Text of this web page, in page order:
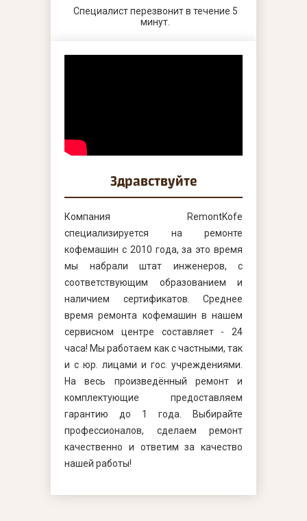
Специалист перезвонит в течение 5
минут.
Здравствуйте
Компания RemontKofe
специализируется на ремонте
кофемашин с 2010 года, за это время
мы набрали штат инженеров, с
соответствующим образованием и
наличием сертификатов. Среднее
время ремонта кофемашин в нашем
сервисном центре составляет - 24
часа! Мы работаем как с частными, так
и с юр. лицами и гос. учреждениями.
На весь произведённый ремонт и
комплектующие предоставляем
гарантию до 1 года. Выбирайте
профессионалов, сделаем ремонт
качественно и ответим за качество
нашей работы!